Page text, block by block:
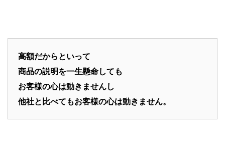
高額だからといって
商品の説明を一生懸命しても
お客様の心は動きませんし
他社と比べてもお客様の心は動きません。